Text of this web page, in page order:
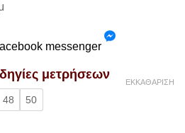
messenger
μετρήσεων
48 50
ΕΚΚΑΘΆΡΙΣΗ